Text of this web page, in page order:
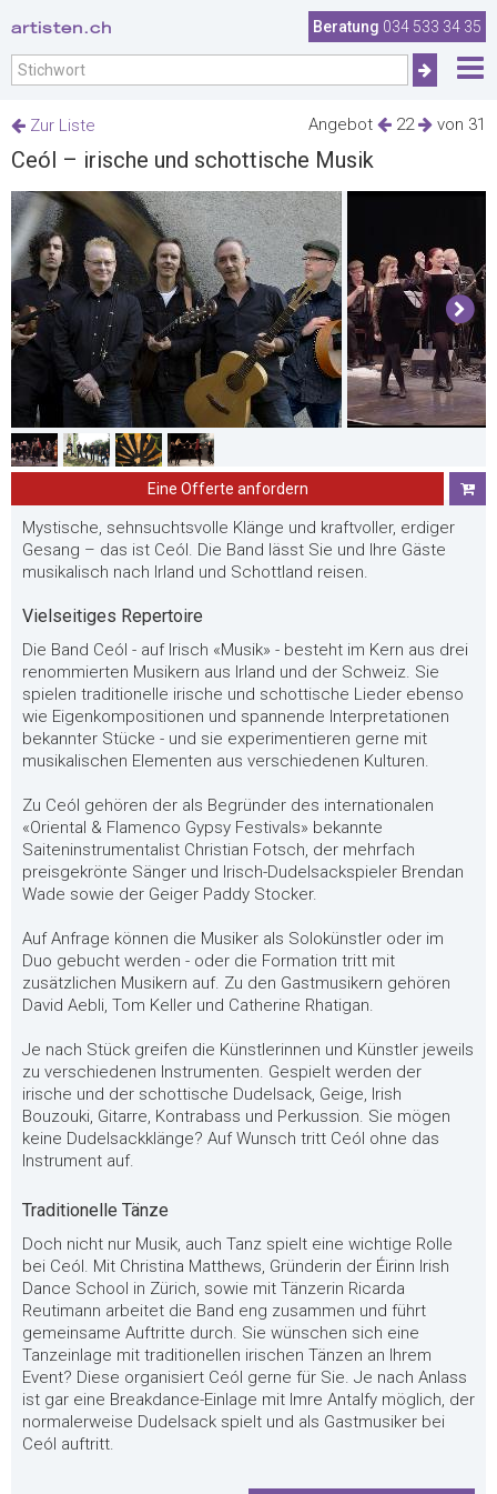
artisten.ch Beratung 034 533 34 35
Angebot 22 von 31
Zur Liste
Ceól – irische und schottische Musik
Eine Offerte anfordern
Mystische, sehnsuchtsvolle Klänge und kraftvoller, erdiger
Gesang – das ist Ceól. Die Band lässt Sie und Ihre Gäste
musikalisch nach Irland und Schottland reisen.
Vielseitiges Repertoire
Die Band Ceól - auf Irisch «Musik» - besteht im Kern aus drei
renommierten Musikern aus Irland und der Schweiz. Sie
spielen traditionelle irische und schottische Lieder ebenso
wie Eigenkompositionen und spannende Interpretationen
bekannter Stücke - und sie experimentieren gerne mit
musikalischen Elementen aus verschiedenen Kulturen.
Zu Ceól gehören der als Begründer des internationalen
«Oriental & Flamenco Gypsy Festivals» bekannte
Saiteninstrumentalist Christian Fotsch, der mehrfach
preisgekrönte Sänger und Irisch-Dudelsackspieler Brendan
Wade sowie der Geiger Paddy Stocker.
Auf Anfrage können die Musiker als Solokünstler oder im
Duo gebucht werden - oder die Formation tritt mit
zusätzlichen Musikern auf. Zu den Gastmusikern gehören
David Aebli, Tom Keller und Catherine Rhatigan.
Je nach Stück greifen die Künstlerinnen und Künstler jeweils
zu verschiedenen Instrumenten. Gespielt werden der
irische und der schottische Dudelsack, Geige, Irish
Bouzouki, Gitarre, Kontrabass und Perkussion. Sie mögen
keine Dudelsackklänge? Auf Wunsch tritt Ceól ohne das
Instrument auf.
Traditionelle Tänze
Doch nicht nur Musik, auch Tanz spielt eine wichtige Rolle
bei Ceól. Mit Christina Matthews, Gründerin der Éirinn Irish
Dance School in Zürich, sowie mit Tänzerin Ricarda
Reutimann arbeitet die Band eng zusammen und führt
gemeinsame Auftritte durch. Sie wünschen sich eine
Tanzeinlage mit traditionellen irischen Tänzen an Ihrem
Event? Diese organisiert Ceól gerne für Sie. Je nach Anlass
ist gar eine Breakdance-Einlage mit Imre Antalfy möglich, der
normalerweise Dudelsack spielt und als Gastmusiker bei
Ceól auftritt.